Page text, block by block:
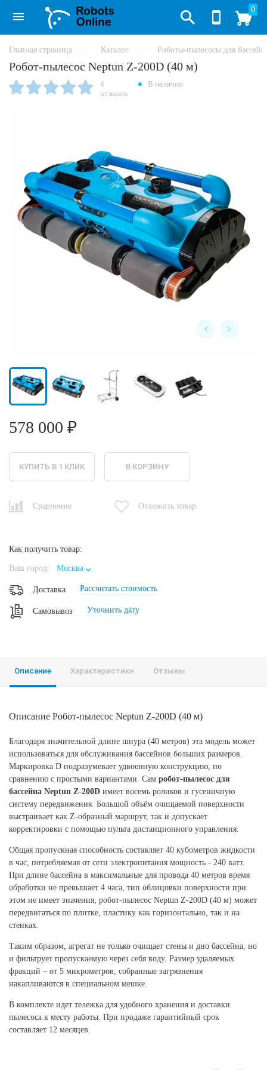
0
Главная страница Каталог Роботы-пылесосы для
Робот-пылесос Neptun Z-200D (40 м)
4
отзывов
В наличии
578 000 ₽
КУПИТЬ В 1 КЛИК В КОРЗИНУ
Сравнение Отложить товар
Как получить товар:
Ваш город: Москва
Доставка Рассчитать стоимость
Самовывоз Уточнить дату
Описание Характеристики Отзывы
Описание Робот-пылесос Neptun Z-200D (40 м)
Благодаря значительной длине шнура (40 метров) эта модель может
использоваться для обслуживания бассейнов больших размеров.
Маркировка D подразумевает удвоенную конструкцию, по
сравнению с простыми вариантами. Сам робот-пылесос для
бассейна Neptun Z-200D имеет восемь роликов и гусеничную
систему передвижения. Большой объём очищаемой поверхности
выстраивает как Z-образный маршрут, так и допускает
корректировки с помощью пульта дистанционного управления.
Общая пропускная способность составляет 40 кубометров жидкости
в час, потребляемая от сети электропитания мощность - 240 ватт.
При длине бассейна в максимальные для провода 40 метров время
обработки не превышает 4 часа, тип облицовки поверхности при
этом не имеет значения, робот-пылесос Neptun Z-200D (40 м) может
передвигаться по плитке, пластику как горизонтально, так и на
стенках.
Таким образом, агрегат не только очищает стены и дно бассейна, но
и фильтрует пропускаемую через себя воду. Размер удаляемых
фракций – от 5 микрометров, собранные загрязнения
накапливаются в специальном мешке.
В комплекте идет тележка для удобного хранения и доставки
пылесоса к месту работы. При продаже гарантийный срок
составляет 12 месяцев.